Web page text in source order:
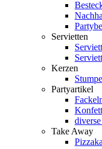
Servietten
Kerzen
Partyartikel
Take Away